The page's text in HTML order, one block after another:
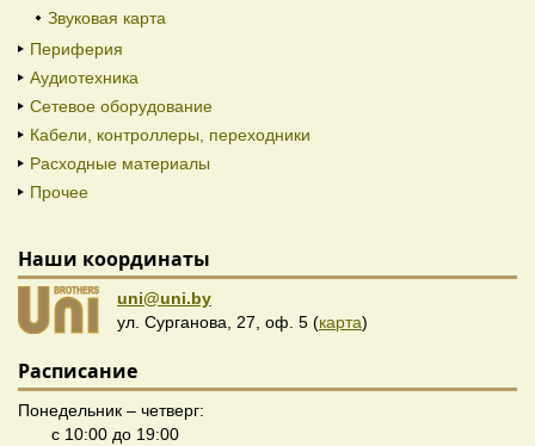
Звуковая карта
Периферия
Аудиотехника
Сетевое оборудование
Кабели, контроллеры, переходники
Расходные материалы
Прочее
Наши координаты
uni@uni.by
ул. Сурганова, 27, оф. 5 (карта)
Расписание
Понедельник – четверг:
с 10:00 до 19:00